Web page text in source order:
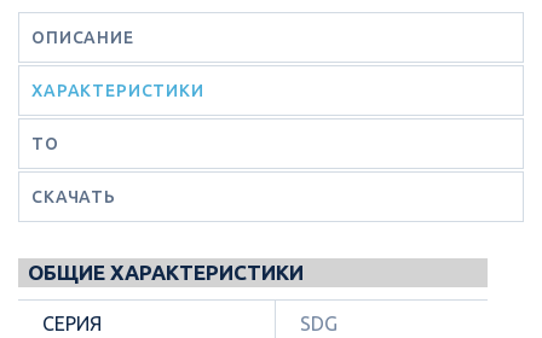
ОПИСАНИЕ
ХАРАКТЕРИСТИКИ
ТО
СКАЧАТЬ
ОБЩИЕ ХАРАКТЕРИСТИКИ
СЕРИЯ SDG